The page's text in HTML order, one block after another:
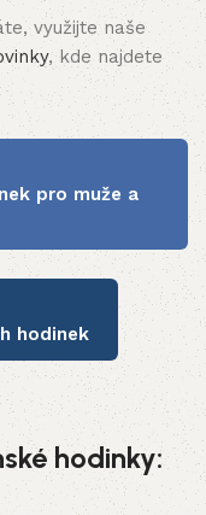
využijte naše
, kde najdete
pro muže a
hodinek
hodinky: